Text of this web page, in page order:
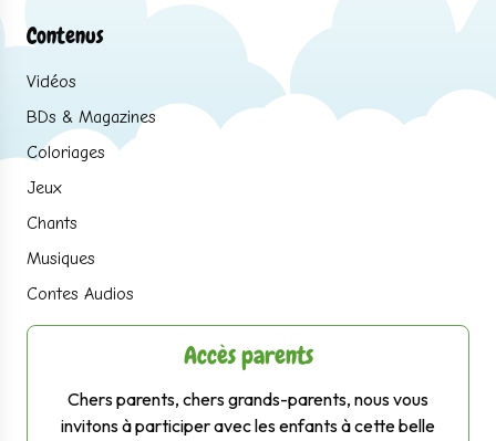
Contenus
Vidéos
BDs & Magazines
Coloriages
Jeux
Chants
Musiques
Contes Audios
Accès parents
Chers parents, chers grands-parents, nous vous
invitons à participer avec les enfants à cette belle